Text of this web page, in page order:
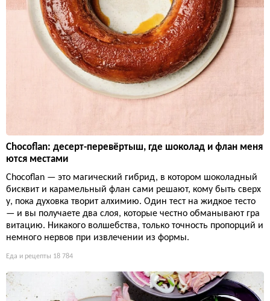
Chocoflan: десерт-перевёртыш, где шоколад и флан меня
ются местами
Chocoflan — это магический гибрид, в котором шоколадный
бисквит и карамельный флан сами решают, кому быть сверх
у, пока духовка творит алхимию. Один тест на жидкое тесто
— и вы получаете два слоя, которые честно обманывают гра
витацию. Никакого волшебства, только точность пропорций и
немного нервов при извлечении из формы.
Еда и рецепты 18 784